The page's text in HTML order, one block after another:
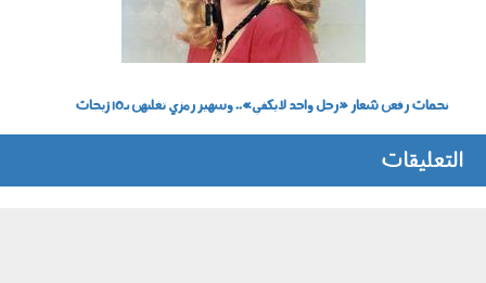
نجمات رفعن شعار «رجل واحد لا يكفي».. وسهير رمزي تغلبهن بـ10 زيجات
التعليقات